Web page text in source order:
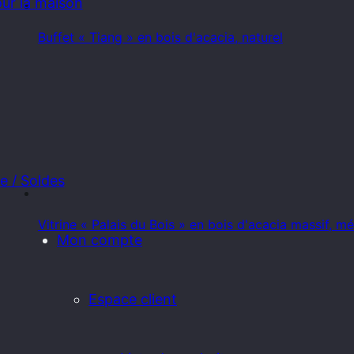
/ Soldes
Mon compte
Espace client
Buffet « Tiang » en bois d'acacia, naturel
Vitrine « Palais du Bois » en bois d'acacia massif,